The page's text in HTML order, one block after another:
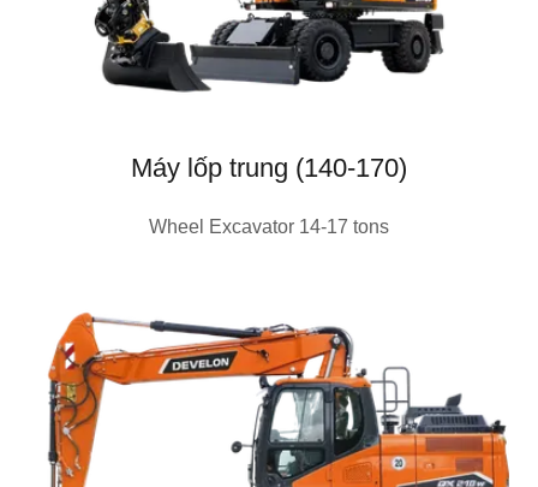
Máy lốp trung (140-170)
Wheel Excavator 14-17 tons